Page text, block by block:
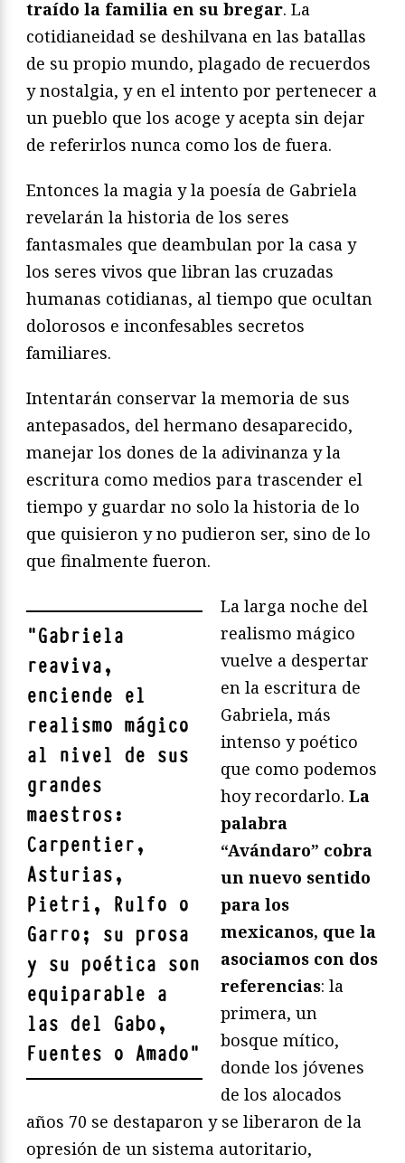
traído la familia en su bregar. La
cotidianeidad se deshilvana en las batallas
de su propio mundo, plagado de recuerdos
y nostalgia, y en el intento por pertenecer a
un pueblo que los acoge y acepta sin dejar
de referirlos nunca como los de fuera.
Entonces la magia y la poesía de Gabriela
revelarán la historia de los seres
fantasmales que deambulan por la casa y
los seres vivos que libran las cruzadas
humanas cotidianas, al tiempo que ocultan
dolorosos e inconfesables secretos
familiares.
Intentarán conservar la memoria de sus
antepasados, del hermano desaparecido,
manejar los dones de la adivinanza y la
escritura como medios para trascender el
tiempo y guardar no solo la historia de lo
que quisieron y no pudieron ser, sino de lo
que finalmente fueron.
"Gabriela
reaviva,
enciende el
realismo mágico
al nivel de sus
grandes
maestros:
Carpentier,
Asturias,
Pietri, Rulfo o
Garro; su prosa
y su poética son
equiparable a
las del Gabo,
Fuentes o Amado"
La larga noche del
realismo mágico
vuelve a despertar
en la escritura de
Gabriela, más
intenso y poético
que como podemos
hoy recordarlo. La
palabra
“Avándaro” cobra
un nuevo sentido
para los
mexicanos, que la
asociamos con dos
referencias: la
primera, un
bosque mítico,
donde los jóvenes
de los alocados
años 70 se destaparon y se liberaron de la
opresión de un sistema autoritario,